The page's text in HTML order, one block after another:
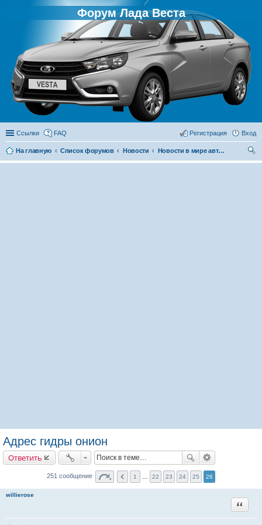
Форум Лада Веста
Ссылки FAQ Вход
Регистрация
На главную Список форумов Новости
Новости в мире автомобилей
ои
Адрес гидры онион
Ответить
251 сообщение 1 22 23 24 25 26
willierose
Цитата